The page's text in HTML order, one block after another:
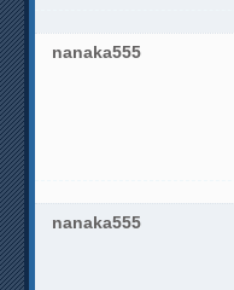
nanaka555
nanaka555